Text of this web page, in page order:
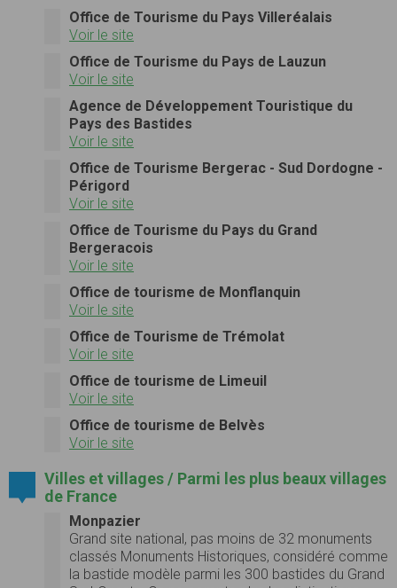
Office de Tourisme du Pays Villeréalais
Voir le site
Office de Tourisme du Pays de Lauzun
Voir le site
Agence de Développement Touristique du
Pays des Bastides
Voir le site
Office de Tourisme Bergerac - Sud Dordogne -
Périgord
Voir le site
Office de Tourisme du Pays du Grand
Bergeracois
Voir le site
Office de tourisme de Monflanquin
Voir le site
Office de Tourisme de Trémolat
Voir le site
Office de tourisme de Limeuil
Voir le site
Office de tourisme de Belvès
Voir le site
Villes et villages / Parmi les plus beaux villages
de France
Monpazier
Grand site national, pas moins de 32 monuments
classés Monuments Historiques, considéré comme
la bastide modèle parmi les 300 bastides du Grand